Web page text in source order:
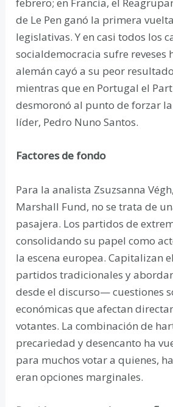
febrero; en Francia, el
de Le Pen ganó la primera
legislativas. Y en casi todos los
socialdemocracia sufre reveses
alemán cayó a su peor
mientras que en Portugal el
desmoronó al punto de forzar
líder, Pedro Nuno Santos.
Factores de fondo
Para la analista Zsuzsanna
Marshall Fund, no se trata de
pasajera. Los partidos de
consolidando su papel como
la escena europea. Capitalizan
partidos tradicionales y
desde el discurso— cuestiones
económicas que afectan
votantes. La combinación de
precariedad y desencanto ha
para muchos votar a quienes,
eran opciones marginales.